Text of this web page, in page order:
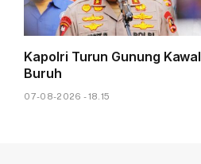
Kapolri Turun Gunung Kawal
Buruh
07-08-2026 - 18.15